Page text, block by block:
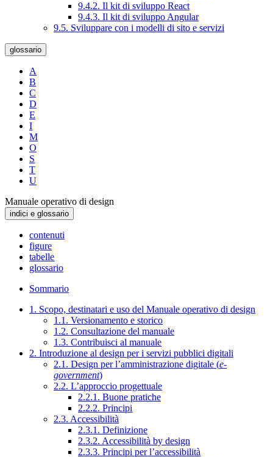
9.4.2. Il kit di sviluppo React
9.4.3. Il kit di sviluppo Angular
9.5. Sviluppare con i modelli di sito e servizi
glossario
A
B
C
D
E
I
M
O
S
T
U
Manuale operativo di design
indici e glossario
contenuti
figure
tabelle
glossario
Sommario
1. Scopo, destinatari e uso del Manuale operativo di design
1.1. Versionamento e storico
1.2. Consultazione del manuale
1.3. Contribuisci al manuale
2. Introduzione al design per i servizi pubblici digitali
2.1. Design per l’amministrazione digitale (e-
government)
2.2. L’approccio progettuale
2.2.1. Buone pratiche
2.2.2. Principi
2.3. Accessibilità
2.3.1. Definizione
2.3.2. Accessibilità by design
2.3.3. Principi per l’accessibilità